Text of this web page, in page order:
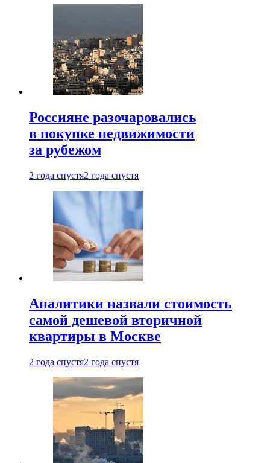
Россияне разочаровались
в покупке недвижимости
за рубежом
2 года спустя2 года спустя
Аналитики назвали стоимость
самой дешевой вторичной
квартиры в Москве
2 года спустя2 года спустя